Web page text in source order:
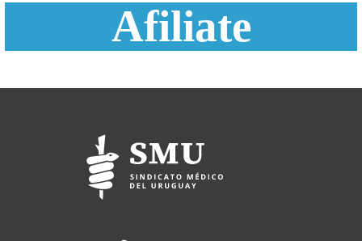
Afiliate